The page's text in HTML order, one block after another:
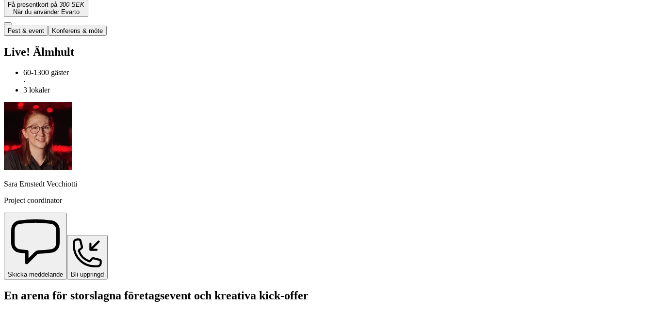
Få presentkort på 300 SEK
När du använder Evarto
Fest & event Konferens & möte
Live! Älmhult
60-1300 gäster
·
3 lokaler
Sara Ernstedt Vecchiotti
Project coordinator
Skicka meddelande Bli uppringd
En arena för storslagna företagsevent och kreativa kick-offer